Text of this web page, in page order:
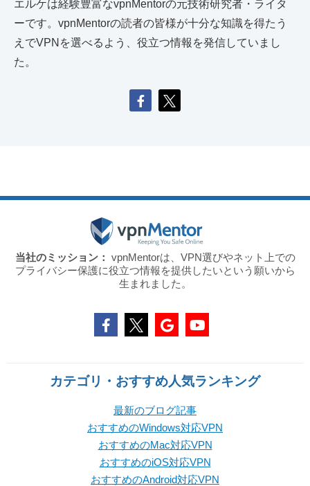
エルケは経験豊富なvpnMentorの元技術研究者・ライタ
ーです。vpnMentorの読者の皆様が十分な知識を得たう
えでVPNを選べるよう、役立つ情報を発信していまし
た。
当社のミッション： vpnMentorは、VPN選びやネット上での
プライバシー保護に役立つ情報を提供したいという願いから
生まれました。
カテゴリ・おすすめ人気ランキング
最新のブログ記事
おすすめのWindows対応VPN
おすすめのMac対応VPN
おすすめのiOS対応VPN
おすすめのAndroid対応VPN